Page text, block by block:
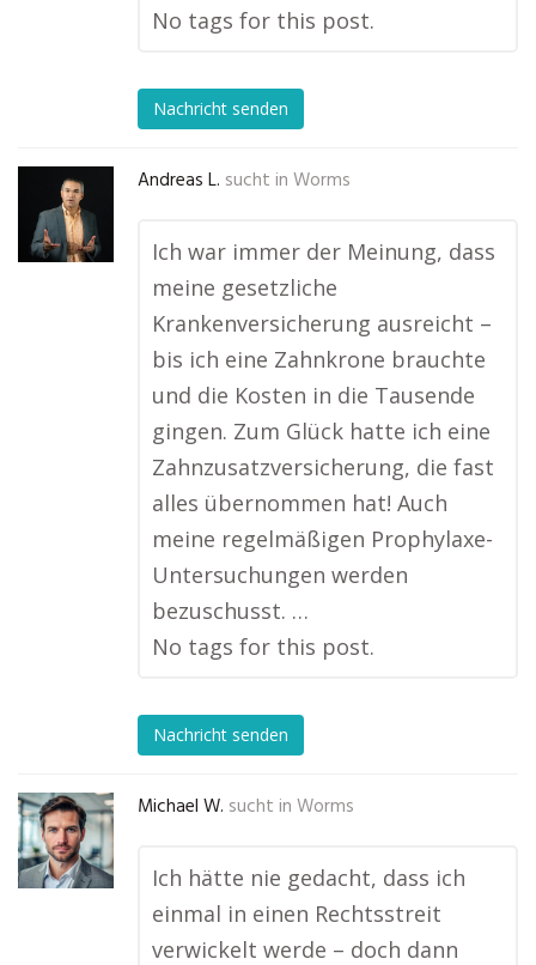
No tags for this post.
Nachricht senden
Andreas L. sucht in Worms
Ich war immer der Meinung, dass
meine gesetzliche
Krankenversicherung ausreicht –
bis ich eine Zahnkrone brauchte
und die Kosten in die Tausende
gingen. Zum Glück hatte ich eine
Zahnzusatzversicherung, die fast
alles übernommen hat! Auch
meine regelmäßigen Prophylaxe-
Untersuchungen werden
bezuschusst. …
No tags for this post.
Nachricht senden
Michael W. sucht in Worms
Ich hätte nie gedacht, dass ich
einmal in einen Rechtsstreit
verwickelt werde – doch dann